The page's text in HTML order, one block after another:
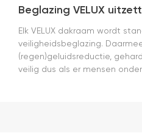
Beglazing VELUX
Elk VELUX dakraam wordt
veiligheidsbeglazing.
(regen)geluidsreductie,
veilig dus als er mensen